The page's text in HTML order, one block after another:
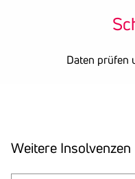
Daten prüfen
Weitere Insol­venzen